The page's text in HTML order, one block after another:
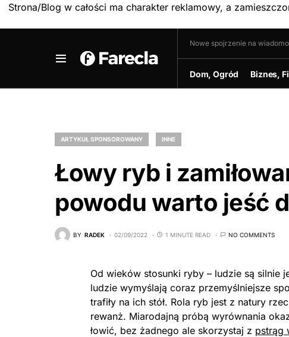
Strona/Blog w całości ma charakter reklamowy, a
Nowe spojrzenie na
Dom, Ogród Biznes,
ARTYKUŁ SPONSOROWANY INNE
Łowy ryb i
powodu warto jeść
BY RADEK 02/09/2022 1 MINUTE READ NO COMMENTS
Od wieków stosunki ryby – ludzie są silnie
ludzie wymyślają coraz przemyślniejsze
trafiły na ich stół. Rola ryb jest z natury
rewanż. Miarodajną próbą wyrównania
łowić, bez żadnego ale skorzystaj z pstrąg